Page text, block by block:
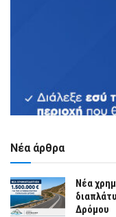
Νέα άρθρα
Νέα
Δρόμου